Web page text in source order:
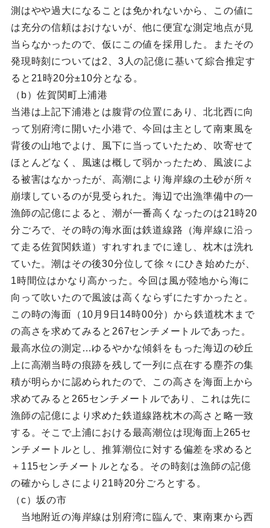
測はやや過大になることは免かれないから、この値に
は充分の信頼はおけないが、他に便宜な測定地点が見
当らなかったので、仮にこの値を採用した。またその
発現時刻については2、3人の記億に基いて綜合推定す
ると21時20分±10分となる。
（b）佐賀関町上浦港
当港は上記下浦港とは腹背の位置にあり、北北西に向
って別府湾に開いた小港で、今回は主として南東風を
背後の山地でよけ、風下に当っていたため、吹寄せて
ほとんどなく、風速は概して弱かったため、風波によ
る被害はなかったが、高潮により海岸線の土砂が所々
崩壊しているのが見受られた。海辺で出漁準備中の一
漁師の記億によると、潮が一番高くなったのは21時20
分ごろで、その時の海水面は鉄道線路（海岸線に沿っ
て走る佐賀関鉄道）すれすれまでに達し、枕木は洗れ
ていた。潮はその後30分位して徐々にひき始めたが、
1時間位はかなり高かった。今回は風が陸地から海に
向って吹いたので風波は高くならずにたすかったと。
この時の海面（10月9日14時00分）から鉄道枕木まで
の高さを求めてみると267センチメートルであった。
最高水位の測定…ゆるやかな傾斜をもった海辺の砂丘
上に高潮当時の痕跡を残して一列に点在する塵芥の集
積が明らかに認められたので、この高さを海面上から
求めてみると265センチメートルであり、これは先に
漁師の記億により求めた鉄道線路枕木の高さと略一致
する。そこで上浦における最高潮位は現海面上265セ
ンチメートルとし、推算潮位に対する偏差を求めると
＋115センチメートルとなる。その時刻は漁師の記億
の確からしさにより21時20分ごろとする。
（c）坂の市
当地附近の海岸線は別府湾に臨んで、東南東から西